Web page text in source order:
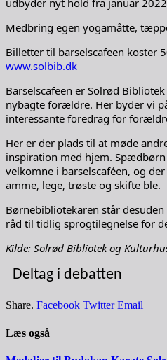
udbyder nyt hold fra januar
Medbring egen yogamåtte,
Billetter til barselscafeen koster
www.solbib.dk
Barselscafeen er Solrød
nybagte forældre. Her byder vi
interessante foredrag for
Her er der plads til at møde
inspiration med hjem.
velkomne i barselscaféen, og
amme, lege, trøste og skifte ble.
Børnebibliotekaren står
råd til tidlig sprogtilegnelse for
Kilde: Solrød Bibliotek og
Deltag i debatten
Share. Facebook Twitter Email
Læs også